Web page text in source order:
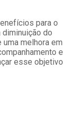
para o
do
melhora em
e
esse objetivo